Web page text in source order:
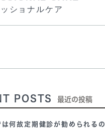
ショナルケア
POSTS 最近の投稿
何故定期健診が勧められるの